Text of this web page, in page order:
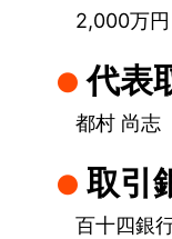
2,000万円
代表
都村 尚志
取引
百十四銀